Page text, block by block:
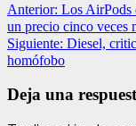
Anterior: Los AirPods
un precio cinco veces
Siguiente: Diesel,
homófobo
Deja una